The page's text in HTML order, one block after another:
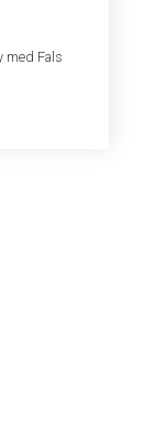
med Fals